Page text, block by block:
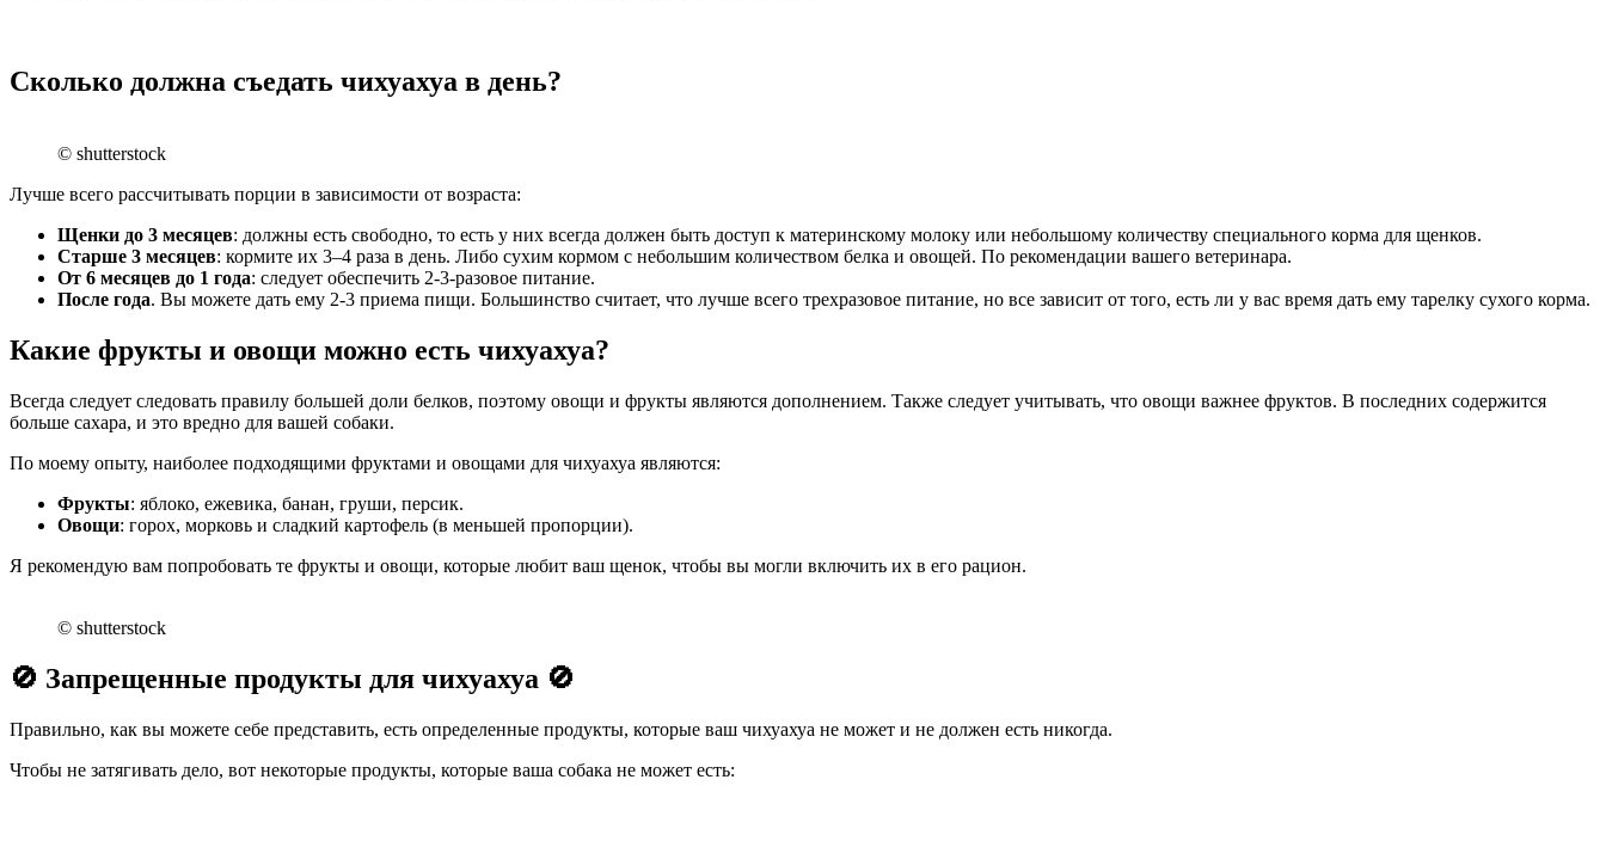
Сколько должна съедать чихуахуа в день?
© shutterstock
Лучше всего рассчитывать порции в зависимости от возраста:
Щенки до 3 месяцев: должны есть свободно, то есть у них всегда должен быть доступ к материнскому молоку или небольшому количеству специального корма для щенков.
Старше 3 месяцев: кормите их 3–4 раза в день. Либо сухим кормом с небольшим количеством белка и овощей. По рекомендации вашего ветеринара.
От 6 месяцев до 1 года: следует обеспечить 2-3-разовое питание.
После года. Вы можете дать ему 2-3 приема пищи. Большинство считает, что лучше всего трехразовое питание, но все зависит от того, есть ли у вас время дать ему тарелку сухого корма.
Какие фрукты и овощи можно есть чихуахуа?
Всегда следует следовать правилу большей доли белков, поэтому овощи и фрукты являются дополнением. Также следует учитывать, что овощи важнее фруктов. В последних содержится
больше сахара, и это вредно для вашей собаки.
По моему опыту, наиболее подходящими фруктами и овощами для чихуахуа являются:
Фрукты: яблоко, ежевика, банан, груши, персик.
Овощи: горох, морковь и сладкий картофель (в меньшей пропорции).
Я рекомендую вам попробовать те фрукты и овощи, которые любит ваш щенок, чтобы вы могли включить их в его рацион.
© shutterstock
🚫 Запрещенные продукты для чихуахуа 🚫
Правильно, как вы можете себе представить, есть определенные продукты, которые ваш чихуахуа не может и не должен есть никогда.
Чтобы не затягивать дело, вот некоторые продукты, которые ваша собака не может есть: